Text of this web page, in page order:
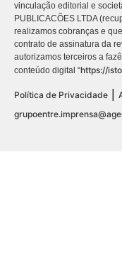
vinculação editorial e
PUBLICACÕES LTDA
realizamos cobranças e
contrato de assinatura da
autorizamos terceiros a
conteúdo digital “https://
Política de Privacidade